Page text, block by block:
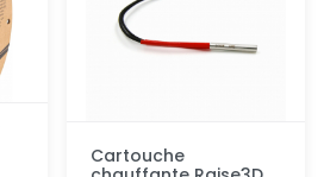
Cartouche